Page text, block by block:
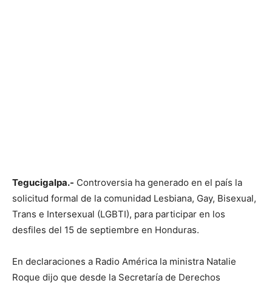
Tegucigalpa.- Controversia ha generado en el país la
solicitud formal de la comunidad Lesbiana, Gay, Bisexual,
Trans e Intersexual (LGBTI), para participar en los
desfiles del 15 de septiembre en Honduras.
En declaraciones a Radio América la ministra Natalie
Roque dijo que desde la Secretaría de Derechos